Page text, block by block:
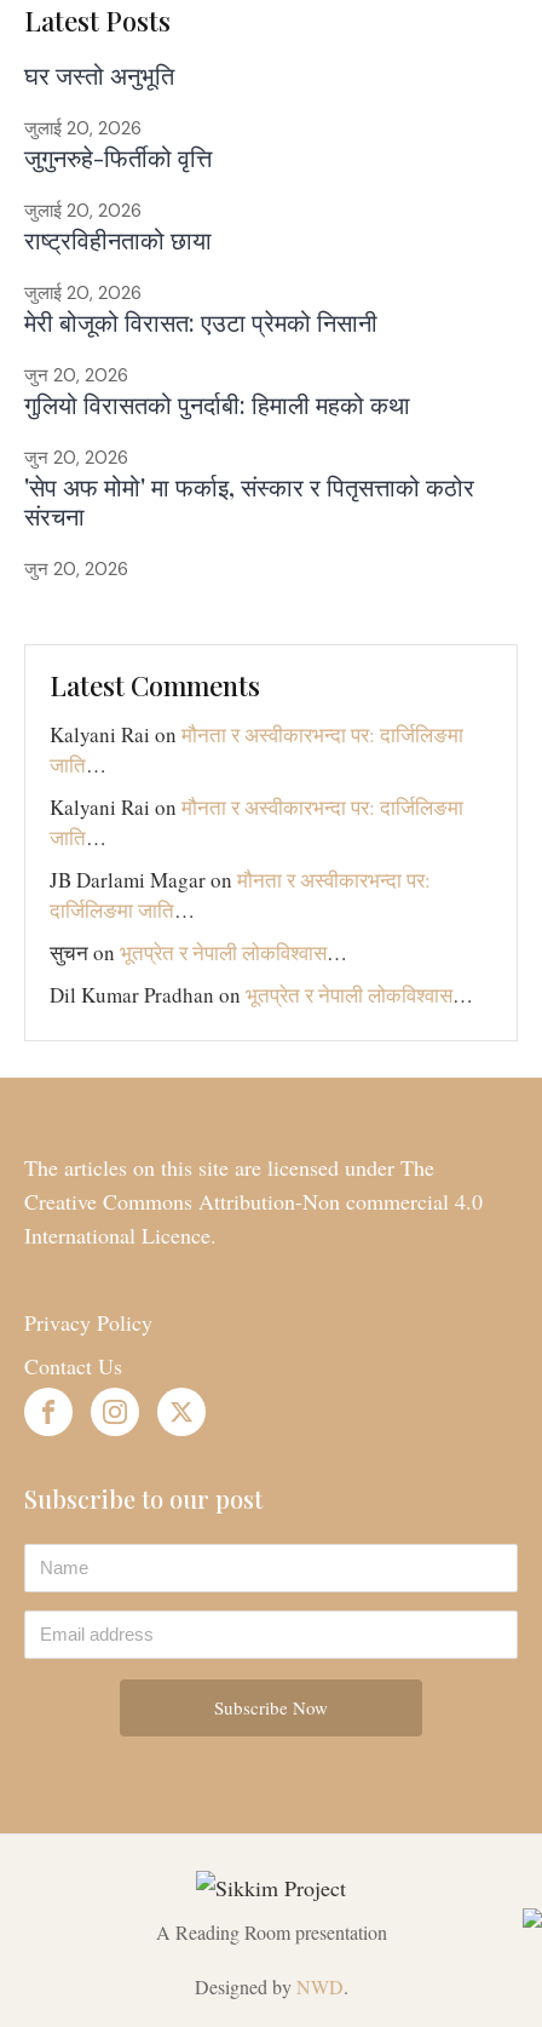
Latest Posts
घर जस्तो अनुभूति
जुलाई 20, 2026
जुगुनरुहे-फिर्तीको वृत्ति
जुलाई 20, 2026
राष्ट्रविहीनताको छाया
जुलाई 20, 2026
मेरी बोजूको विरासत: एउटा प्रेमको निसानी
जुन 20, 2026
गुलियो विरासतको पुनर्दाबी: हिमाली महको कथा
जुन 20, 2026
'सेप अफ मोमो' मा फर्काइ, संस्कार र पितृसत्ताको कठोर
संरचना
जुन 20, 2026
Latest Comments
Kalyani Rai on मौनता र अस्वीकारभन्दा पर: दार्जिलिङमा
जाति…
Kalyani Rai on मौनता र अस्वीकारभन्दा पर: दार्जिलिङमा
जाति…
JB Darlami Magaron मौनता र अस्वीकारभन्दा पर:
दार्जिलिङमा जाति…
सुचनon भूतप्रेत र नेपाली लोकविश्‍वास…
Dil Kumar Pradhan on भूतप्रेत र नेपाली लोकविश्‍वास…
The articles on this site are licensed under The
Creative Commons Attribution-Non commercial 4.0
International Licence.
Privacy Policy
Contact Us
Subscribe to our post
A Reading Room presentation
Designed byNWD.